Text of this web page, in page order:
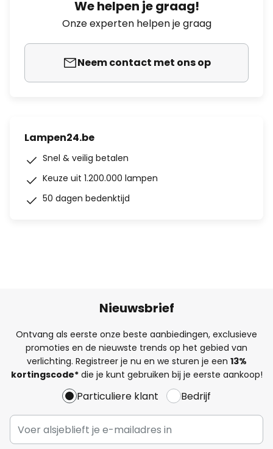
We helpen je graag!
Onze experten helpen je graag
Neem contact met ons op
Lampen24.be
Snel & veilig betalen
Keuze uit 1.200.000 lampen
50 dagen bedenktijd
Nieuwsbrief
Ontvang als eerste onze beste aanbiedingen, exclusieve
promoties en de nieuwste trends op het gebied van
verlichting. Registreer je nu en we sturen je een 13%
kortingscode*die je kunt gebruiken bij je eerste aankoop!
Particuliere klant Bedrijf